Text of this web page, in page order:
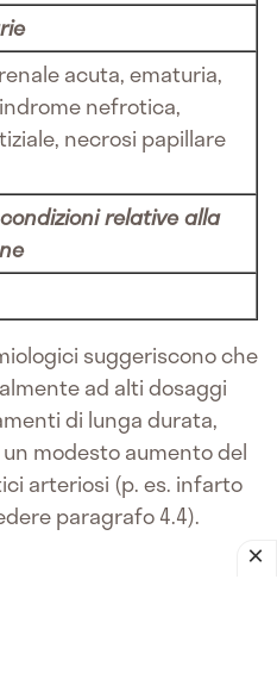
acuta, ematuria,
nefrotica,
necrosi papillare
relative alla
suggeriscono che
ad alti dosaggi
di lunga durata,
modesto aumento del
arteriosi (p. es. infarto
paragrafo 4.4).
negativamente la